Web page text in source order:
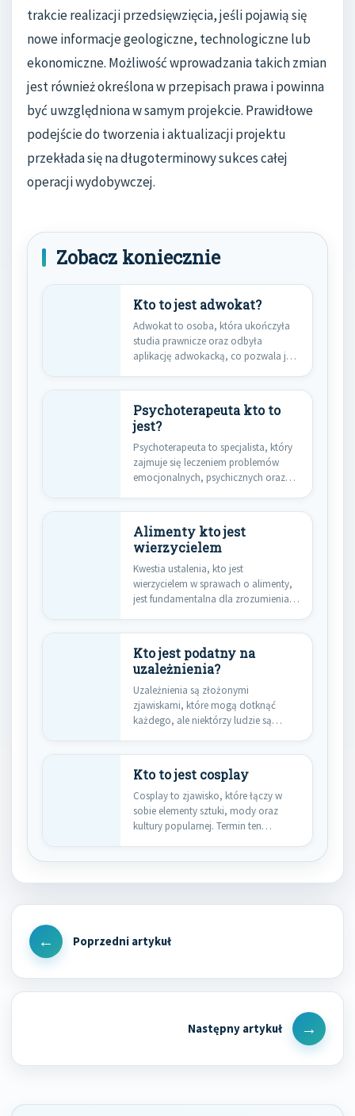
trakcie realizacji przedsięwzięcia, jeśli pojawią się
nowe informacje geologiczne, technologiczne lub
ekonomiczne. Możliwość wprowadzania takich zmian
jest również określona w przepisach prawa i powinna
być uwzględniona w samym projekcie. Prawidłowe
podejście do tworzenia i aktualizacji projektu
przekłada się na długoterminowy sukces całej
operacji wydobywczej.
Zobacz koniecznie
Kto to jest adwokat?
Adwokat to osoba, która ukończyła
studia prawnicze oraz odbyła
aplikację adwokacką, co pozwala jej
Psychoterapeuta kto to
jest?
Psychoterapeuta to specjalista, który
zajmuje się leczeniem problemów
emocjonalnych, psychicznych oraz
Alimenty kto jest
wierzycielem
Kwestia ustalenia, kto jest
wierzycielem w sprawach o alimenty,
jest fundamentalna dla zrozumienia
Kto jest podatny na
uzależnienia?
Uzależnienia są złożonymi
zjawiskami, które mogą dotknąć
każdego, ale niektórzy ludzie są
Kto to jest cosplay
Cosplay to zjawisko, które łączy w
sobie elementy sztuki, mody oraz
kultury popularnej. Termin ten…
Nawigacja
wpisu
Previous
Next
Post